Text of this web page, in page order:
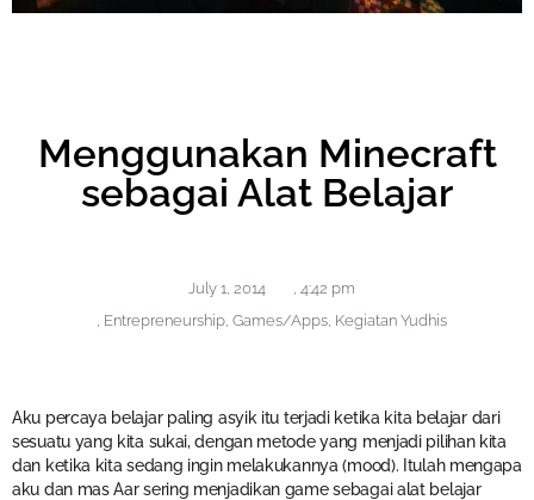
Menggunakan Minecraft
sebagai Alat Belajar
July 1, 2014
4:42 pm
Entrepreneurship Games/Apps Kegiatan Yudhis
Aku percaya belajar paling asyik itu terjadi ketika kita belajar dari
sesuatu yang kita sukai, dengan metode yang menjadi pilihan kita
dan ketika kita sedang ingin melakukannya (mood). Itulah mengapa
aku dan mas Aar sering menjadikan game sebagai alat belajar